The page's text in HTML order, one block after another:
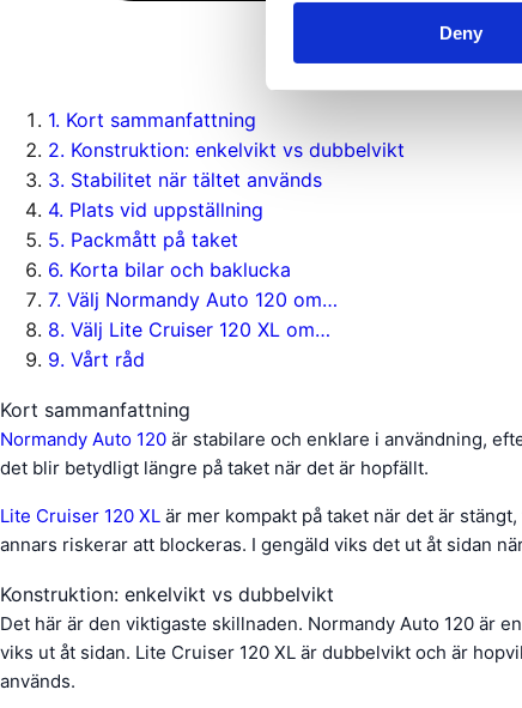
Deny
1. Kort sammanfattning
2. Konstruktion: enkelvikt vs dubbelvikt
3. Stabilitet när tältet används
4. Plats vid uppställning
5. Packmått på taket
6. Korta bilar och baklucka
7. Välj Normandy Auto 120 om…
8. Välj Lite Cruiser 120 XL om…
9. Vårt råd
Kort sammanfattning
Normandy Auto 120 är stabilare och enklare i användning,
det blir betydligt längre på taket när det är hopfällt.
Lite Cruiser 120 XL är mer kompakt på taket när det är
annars riskerar att blockeras. I gengäld viks det ut åt sidan
Konstruktion: enkelvikt vs dubbelvikt
Det här är den viktigaste skillnaden. Normandy Auto 120 är
viks ut åt sidan. Lite Cruiser 120 XL är dubbelvikt och är
används.